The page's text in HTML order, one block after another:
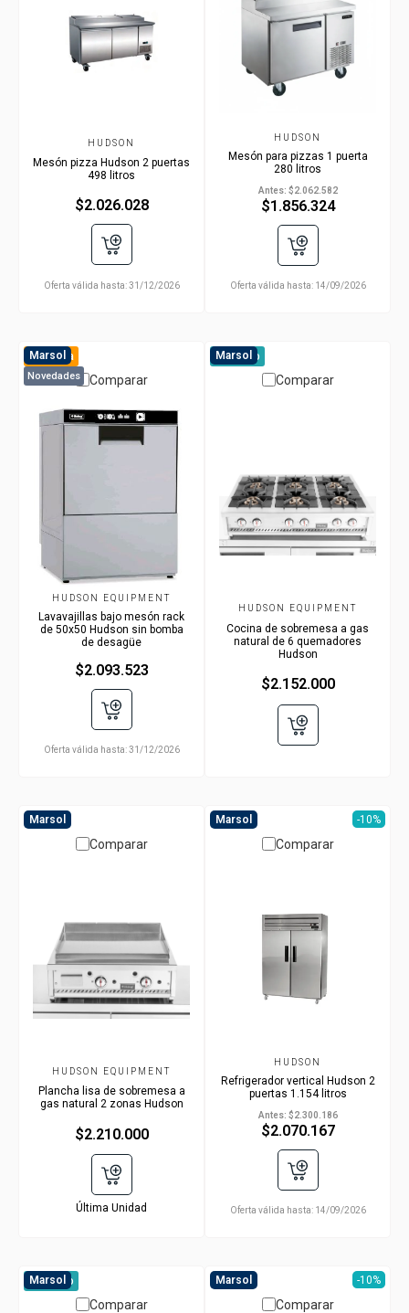
HUDSON
Mesón pizza Hudson 2 puertas
498 litros
$2.026.028
Oferta válida hasta:31/12/2026
HUDSON
Mesón para pizzas 1 puerta
280 litros
Antes: $2.062.582
$1.856.324
Oferta válida hasta: 14/09/2026
Comparar
Marsol
Preventa
Novedades
HUDSON EQUIPMENT
Lavavajillas bajo mesón rack
de 50x50 Hudson sin bomba
de desagüe
$2.093.523
Oferta válida hasta:31/12/2026
Comparar
Marsol
A pedido
HUDSON EQUIPMENT
Cocina de sobremesa a gas
natural de 6 quemadores
Hudson
$2.152.000
Comparar
Marsol
HUDSON EQUIPMENT
Plancha lisa de sobremesa a
gas natural 2 zonas Hudson
$2.210.000
Última Unidad
Comparar
Marsol -10%
HUDSON
Refrigerador vertical Hudson 2
puertas 1.154 litros
Antes: $2.300.186
$2.070.167
Oferta válida hasta: 14/09/2026
Comparar
Marsol
A pedido
Comparar
Marsol -10%